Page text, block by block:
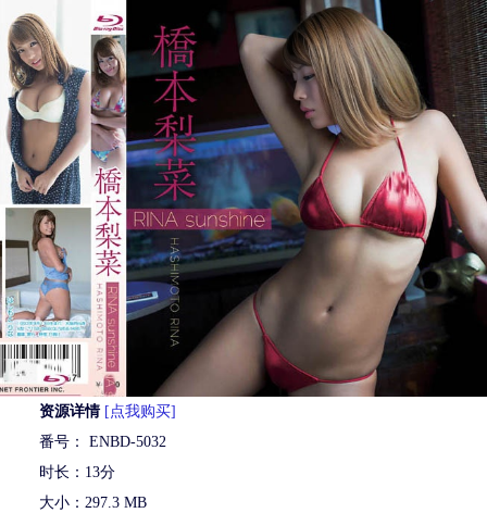
资源详情 [点我购买]
番号： ENBD-5032
时长：13分
大小：297.3 MB